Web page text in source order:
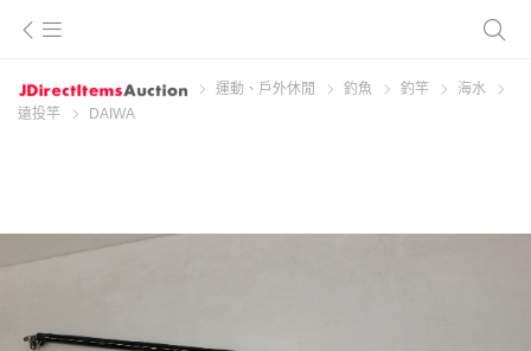
運動、戶外休閒 釣魚 釣竿
海水
遠投竿
DAIWA